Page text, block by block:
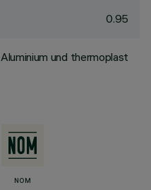
0.95
Aluminium und thermoplast
NOM